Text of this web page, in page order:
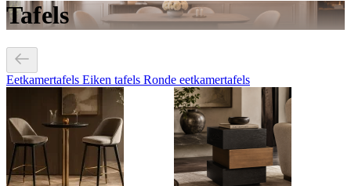
Tafels
Eetkamertafels Eiken tafels Ronde eetkamertafels